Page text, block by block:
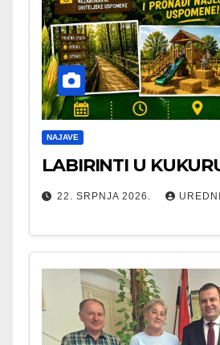
NAJAVE
LABIRINTI U
22. SRPNJA 2026.